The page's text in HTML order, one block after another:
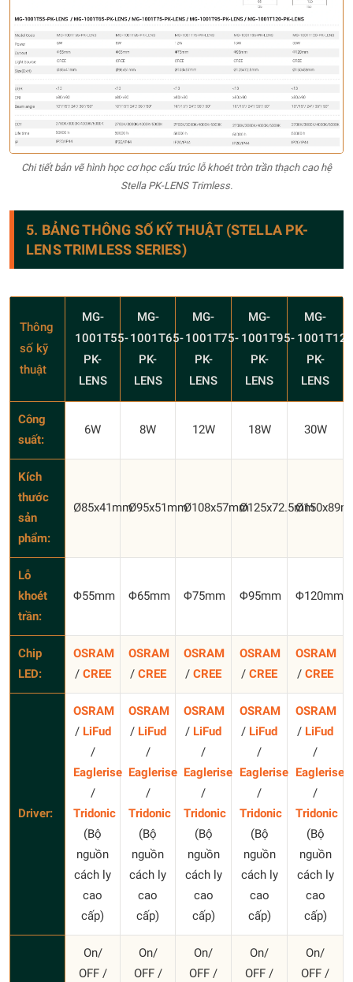
Chi tiết bản vẽ hình học cơ học cấu trúc lỗ khoét tròn trần thạch cao hệ
Stella PK-LENS Trimless.
5. BẢNG THÔNG SỐ KỸ THUẬT (STELLA PK-
LENS TRIMLESS SERIES)
Thông
số kỹ
thuật
MG-
1001T55-
PK-
LENS
MG-
1001T65-
PK-
LENS
MG-
1001T75-
PK-
LENS
MG-
1001T95-
PK-
LENS
MG-
PK-
LENS
Công
suất:
6W 8W 12W 18W 30W
Kích
thước
sản
phẩm:
Ø85x41mmØ95x51mmØ108x57mmØ125x72.5mm
Lỗ
khoét
trần:
Φ55mm Φ65mm Φ75mm Φ95mm Φ120mm
Chip
LED:
OSRAM
/ CREE
OSRAM
/ CREE
OSRAM
/ CREE
OSRAM
/ CREE
OSRAM
/ CREE
Driver:
OSRAM
/ LiFud
/
Eaglerise
/
Tridonic
(Bộ
nguồn
cách ly
cao
cấp)
OSRAM
/ LiFud
/
Eaglerise
/
Tridonic
(Bộ
nguồn
cách ly
cao
cấp)
OSRAM
/ LiFud
/
Eaglerise
/
Tridonic
(Bộ
nguồn
cách ly
cao
cấp)
OSRAM
/ LiFud
/
Eaglerise
/
Tridonic
(Bộ
nguồn
cách ly
cao
cấp)
OSRAM
/ LiFud
/
Eaglerise
/
Tridonic
(Bộ
nguồn
cách ly
cao
cấp)
On/
OFF /
On/
OFF /
On/
OFF /
On/
OFF /
On/
OFF /